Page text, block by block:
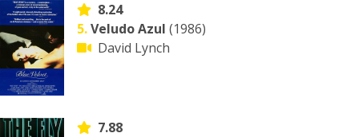
8.24
5.Veludo Azul (1986)
David Lynch
7.88